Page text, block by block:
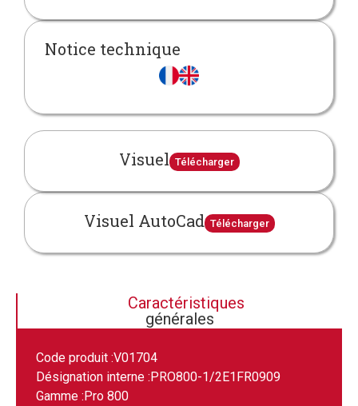
Notice technique
Visuel Télécharger
Visuel AutoCad Télécharger
Caractéristiques
générales
Code produit :V01704
Désignation interne :PRO800-1/2E1FR0909
Gamme :Pro 800